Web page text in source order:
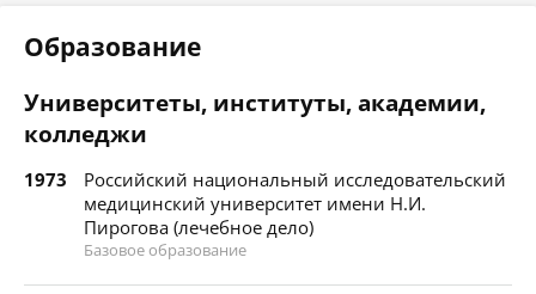
Образование
Университеты, институты, академии,
колледжи
1973
Российский национальный исследовательский
медицинский университет имени Н.И.
Пирогова (лечебное дело)
Базовое образование